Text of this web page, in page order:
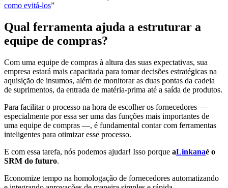
como evitá-los”
Qual ferramenta ajuda a estruturar a
equipe de compras?
Com uma equipe de compras à altura das suas expectativas, sua
empresa estará mais capacitada para tomar decisões estratégicas na
aquisição de insumos, além de monitorar as duas pontas da cadeia
de suprimentos, da entrada de matéria-prima até a saída de produtos.
Para facilitar o processo na hora de escolher os fornecedores —
especialmente por essa ser uma das funções mais importantes de
uma equipe de compras —, é fundamental contar com ferramentas
inteligentes para otimizar esse processo.
E com essa tarefa, nós podemos ajudar! Isso porque aLinkanaé o
SRM do futuro.
Economize tempo na homologação de fornecedores automatizando